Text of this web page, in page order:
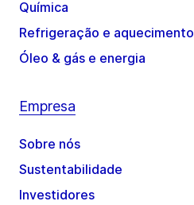
Química
Refrigeração e aquecimento
Óleo & gás e energia
Empresa
Sobre nós
Sustentabilidade
Investidores